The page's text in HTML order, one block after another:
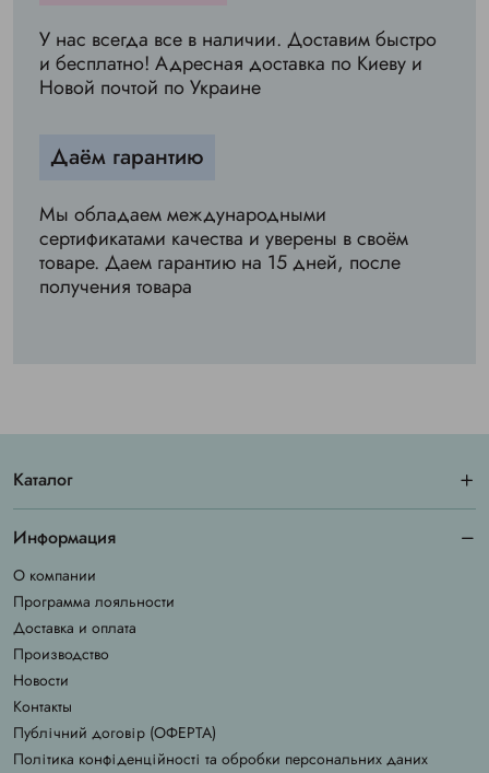
У нас всегда все в наличии. Доставим быстро
и бесплатно! Адресная доставка по Киеву и
Новой почтой по Украине
Даём гарантию
Мы обладаем международными
сертификатами качества и уверены в своём
товаре. Даем гарантию на 15 дней, после
получения товара
Каталог
Информация
О компании
Программа лояльности
Доставка и оплата
Производство
Новости
Контакты
Публічний договір (ОФЕРТА)
Політика конфіденційності та обробки персональних даних